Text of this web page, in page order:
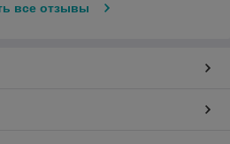
все отзывы